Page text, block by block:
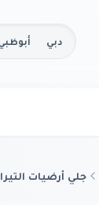
دبي
جلي أرضيات